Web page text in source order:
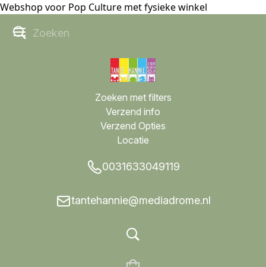
Webshop voor Pop Culture met fysieke winkel
Zoeken met filters
Verzend info
Verzend Opties
Locatie
0031633049119
tantehannie@mediadrome.nl